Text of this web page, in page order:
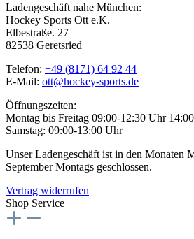
Ladengeschäft nahe München:
Hockey Sports Ott e.K.
Elbestraße. 27
82538 Geretsried
Telefon: +49 (8171) 64 92 44
E-Mail: ott@hockey-sports.de
Öffnungszeiten:
Montag bis Freitag 09:00-12:30 Uhr
Samstag: 09:00-13:00 Uhr
Unser Ladengeschäft ist in den Monaten
September Montags geschlossen.
Vertrag widerrufen
Shop Service